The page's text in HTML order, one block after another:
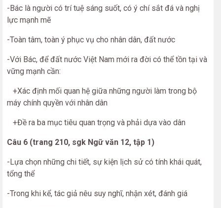
-Bác là người có trí tuệ sáng suốt, có ý chí sắt đá và nghị
lực mạnh mẽ
-Toàn tâm, toàn ý phục vụ cho nhân dân, đất nước
-Với Bác, để đất nước Việt Nam mới ra đời có thể tồn tại và
vững mạnh cần:
+Xác định mối quan hệ giữa những người làm trong bộ
máy chính quyền với nhân dân
+Đề ra ba mục tiêu quan trọng và phải dựa vào dân
Câu 6 (trang 210, sgk Ngữ văn 12, tập 1)
-Lựa chọn những chi tiết, sự kiện lịch sử có tính khái quát,
tổng thể
-Trong khi kể, tác giả nêu suy nghĩ, nhận xét, đánh giá